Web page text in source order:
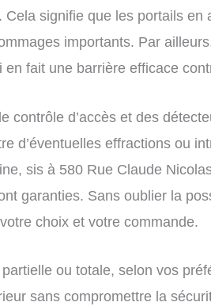
signifie que les portails en
importants. Par
fait une barrière efficace
d’accès et des
d’éventuelles effractions ou
sis à 580 Rue Claude
garanties. Sans oublier la
choix et votre commande.
ou totale, selon vos
sans compromettre la